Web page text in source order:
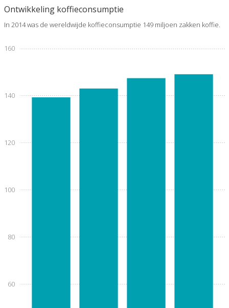
Ontwikkeling koffieconsumptie
In 2014 was de wereldwijde koffieconsumptie 149 miljoen zakken koffie.
60
80
100
120
140
160